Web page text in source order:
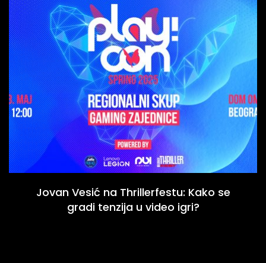
Jovan Vesić na Thrillerfestu: Kako se
gradi tenzija u video igri?